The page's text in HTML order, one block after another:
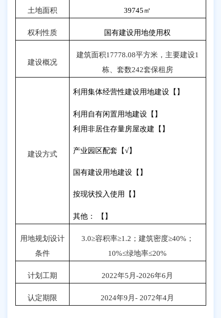
土地面积 39745㎡
权利性质 国有建设用地使用权
建设概况
建筑面积17778.08平方米，主要建设1
栋、套数242套保租房
建设方式
利用集体经营性建设用地建设【】
利用自有闲置用地建设【】
利用非居住存量房屋改建【】
产业园区配套【√】
国有建设用地建设【】
按现状投入使用【】
其他： 【】
用地规划设计
条件
3.0≥容积率≥1.2 ；建筑密度≥40% ；
10%≤绿地率≤20%
计划工期 2022年5 月-2026年6 月
认定期限 2024年9 月- 2072年4月